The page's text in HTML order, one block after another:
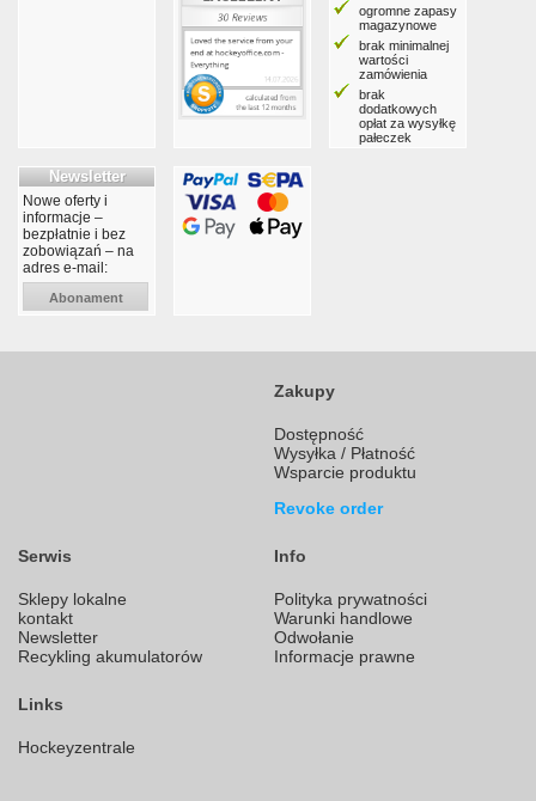
ogromne zapasy
magazynowe
brak minimalnej
wartości
zamówienia
brak
dodatkowych
opłat za wysyłkę
pałeczek
Newsletter
Nowe oferty i
informacje –
bezpłatnie i bez
zobowiązań – na
adres e-mail:
Abonament
Zakupy
Dostępność
Wysyłka / Płatność
Wsparcie produktu
Revoke order
Serwis
Sklepy lokalne
kontakt
Newsletter
Recykling akumulatorów
Info
Polityka prywatności
Warunki handlowe
Odwołanie
Informacje prawne
Links
Hockeyzentrale